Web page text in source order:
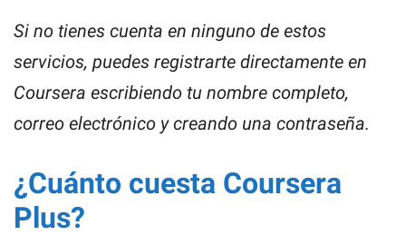
Si no tienes cuenta en ninguno de estos
servicios, puedes registrarte directamente en
Coursera escribiendo tu nombre completo,
correo electrónico y creando una contraseña.
¿Cuánto cuesta Coursera
Plus?